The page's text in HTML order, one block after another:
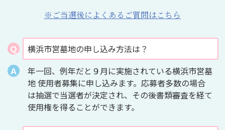
※ご当選後によくあるご質問はこちら
横浜市営墓地の申し込み方法は？
年一回、例年だと９月に実施されている横浜市営墓
地 使用者募集に申し込みます。応募者多数の場合
は抽選で当選者が決定され、その後書類審査を経て
使用権を得ることができます。